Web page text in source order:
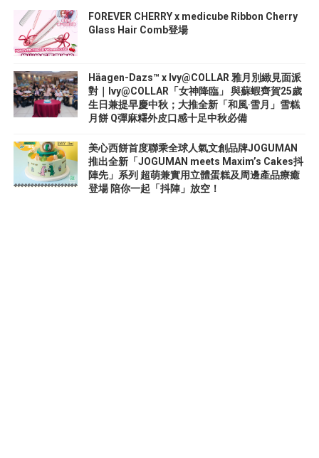
FOREVER CHERRY x medicube Ribbon Cherry
Glass Hair Comb登場
Häagen-Dazs™ x Ivy@COLLAR 雅月別緻見面派
對｜Ivy@COLLAR「女神降臨」 與蘇蝦齊賀25歲
生日兼提早慶中秋；大推全新「和風‧雪月」雪糕
月餅 Q彈麻糬外皮口感十足中秋必備
美心西餅首度聯乘全球人氣文創品牌JOGUMAN
推出全新「JOGUMAN meets Maxim’s Cakes抖
陣先」系列 超萌兼實用立體蛋糕及周邊產品療癒
登場 陪你一起「抖陣」放空！